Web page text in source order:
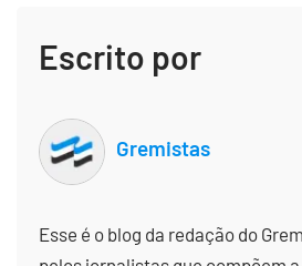
Escrito por
Gremistas
Esse é o blog da redação do